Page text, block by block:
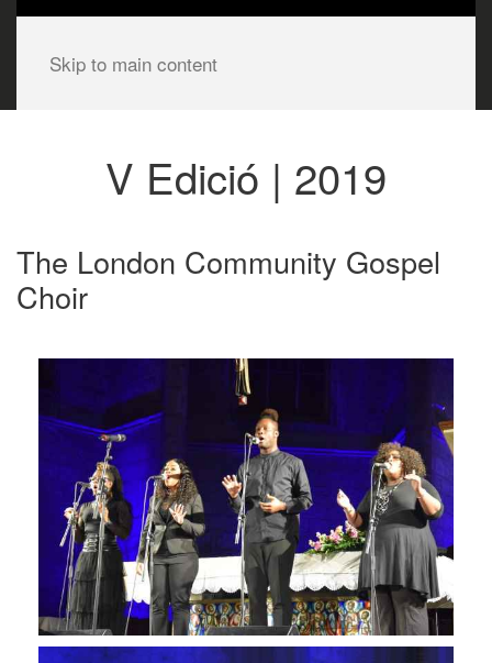
Skip to main content
V Edició | 2019
The London Community Gospel
Choir